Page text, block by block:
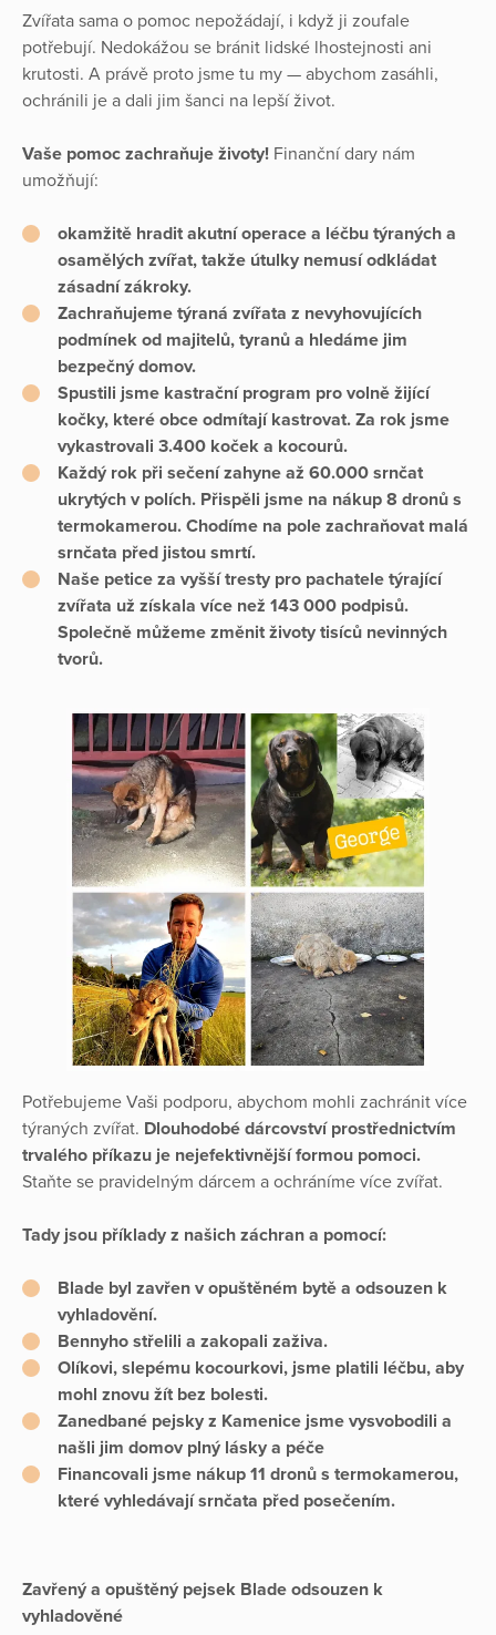
Zvířata sama o pomoc nepožádají, i když ji zoufale
potřebují. Nedokážou se bránit lidské lhostejnosti ani
krutosti. A právě proto jsme tu my — abychom zasáhli,
ochránili je a dali jim šanci na lepší život.
Vaše pomoc zachraňuje životy! Finanční dary nám
umožňují:
okamžitě hradit akutní operace a léčbu týraných a
osamělých zvířat, takže útulky nemusí odkládat
zásadní zákroky.
Zachraňujeme týraná zvířata z nevyhovujících
podmínek od majitelů, tyranů a hledáme jim
bezpečný domov.
Spustili jsme kastrační program pro volně žijící
kočky, které obce odmítají kastrovat. Za rok jsme
vykastrovali 3.400 koček a kocourů.
Každý rok při sečení zahyne až 60.000 srnčat
ukrytých v polích. Přispěli jsme na nákup 8 dronů s
termokamerou. Chodíme na pole zachraňovat malá
srnčata před jistou smrtí.
Naše petice za vyšší tresty pro pachatele týrající
zvířata už získala více než 143 000 podpisů.
Společně můžeme změnit životy tisíců nevinných
tvorů.
Potřebujeme Vaši podporu, abychom mohli zachránit více
týraných zvířat. Dlouhodobé dárcovství prostřednictvím
trvalého příkazu je nejefektivnější formou pomoci.
Staňte se pravidelným dárcem a ochráníme více zvířat.
Tady jsou příklady z našich záchran a pomocí:
Blade byl zavřen v opuštěném bytě a odsouzen k
vyhladovění.
Bennyho střelili a zakopali zaživa.
Olíkovi, slepému kocourkovi, jsme platili léčbu, aby
mohl znovu žít bez bolesti.
Zanedbané pejsky z Kamenice jsme vysvobodili a
našli jim domov plný lásky a péče
Financovali jsme nákup 11 dronů s termokamerou,
které vyhledávají srnčata před posečením.
Zavřený a opuštěný pejsek Blade odsouzen k
vyhladověné